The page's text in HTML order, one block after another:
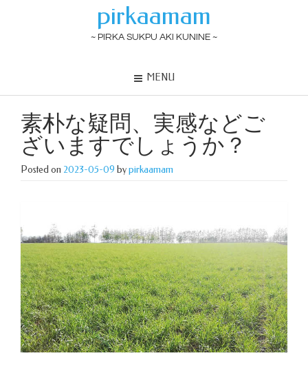
pirkaamam
~ PIRKA SUKPU AKI KUNINE ~
MENU
素朴な疑問、実感などご
ざいますでしょうか？
Posted on 2023-05-09 bypirkaamam